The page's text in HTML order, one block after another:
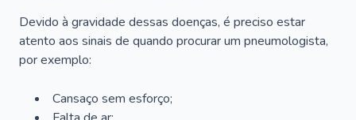
Devido à gravidade dessas doenças, é preciso estar
atento aos sinais de quando procurar um pneumologista,
por exemplo:
Cansaço sem esforço;